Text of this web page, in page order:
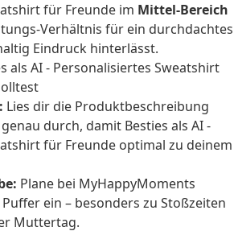
für Freunde im Mittel-Bereich
Verhältnis für ein durchdachtes
Eindruck hinterlässt.
als AI - Personalisiertes Sweatshirt
Lies dir die Produktbeschreibung
durch, damit Besties als AI -
für Freunde optimal zu deinem
Plane bei MyHappyMoments
ein – besonders zu Stoßzeiten
Muttertag.